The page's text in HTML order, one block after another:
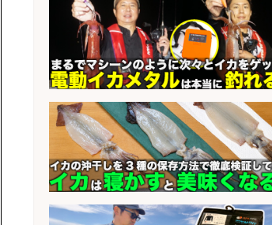
営業事務/「大津市」釣り具メーカ
ーの物流事務・営業アシスタント/
小野駅から徒歩6分/「時給1,300
円」/大型連休あり×残業なし×土日
祝休み/滋賀県
会社名 株式会社ホットスタッフ滋賀
sponsored by 求人ボックス
精肉・青果・鮮魚販売/志布志市周
辺でお魚のカットや商品の陳列スタ
ッフ/未経験歓迎×残業少なめ×車通